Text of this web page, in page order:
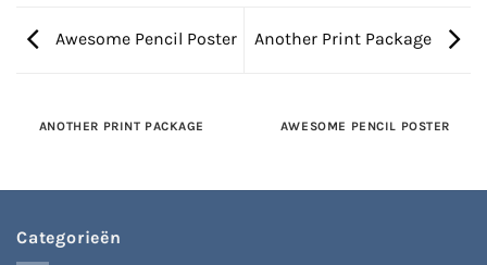
Awesome Pencil Poster Another Print Package
ANOTHER PRINT PACKAGE AWESOME PENCIL POSTER
Categorieën